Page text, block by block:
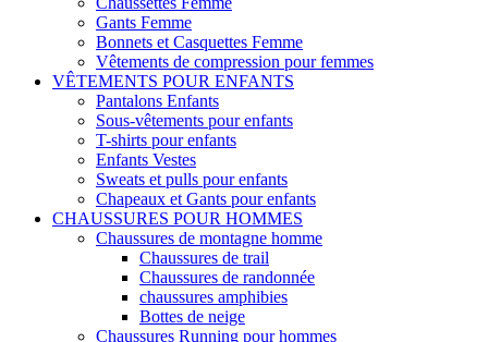
Gants Femme
Bonnets et Casquettes Femme
Vêtements de compression pour femmes
VÊTEMENTS POUR ENFANTS
Pantalons Enfants
Sous-vêtements pour enfants
T-shirts pour enfants
Enfants Vestes
Sweats et pulls pour enfants
Chapeaux et Gants pour enfants
CHAUSSURES POUR HOMMES
Chaussures de montagne homme
Chaussures de trail
Chaussures de randonnée
chaussures amphibies
Bottes de neige
Chaussures Running pour hommes